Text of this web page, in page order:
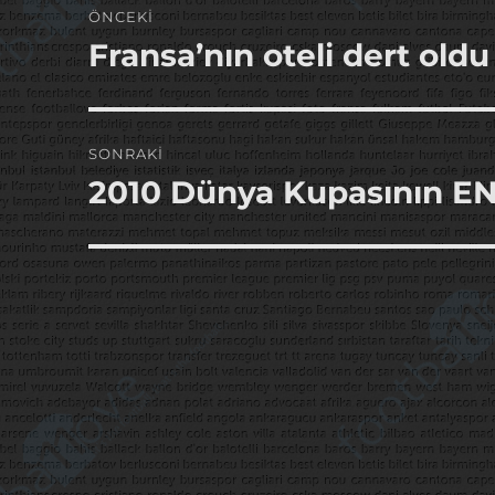
gezinmesi
ÖNCEKI
Önceki
yazı:
Fransa’nın oteli dert oldu
SONRAKI
Sonraki
yazı:
2010 Dünya Kupasının